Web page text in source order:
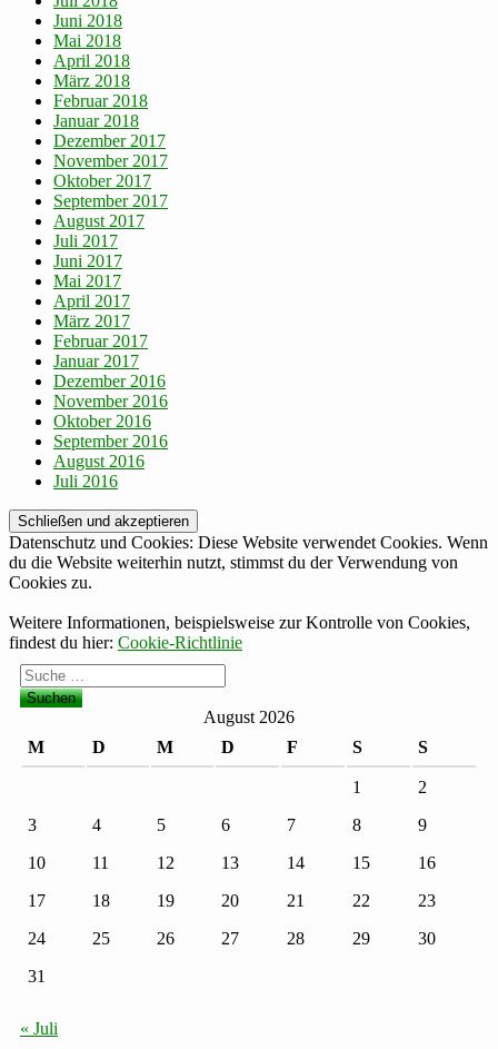
Juni 2018
Mai 2018
April 2018
März 2018
Februar 2018
Januar 2018
Dezember 2017
November 2017
Oktober 2017
September 2017
August 2017
Juli 2017
Juni 2017
Mai 2017
April 2017
März 2017
Februar 2017
Januar 2017
Dezember 2016
November 2016
Oktober 2016
September 2016
August 2016
Juli 2016
Datenschutz und Cookies: Diese Website verwendet Cookies. Wenn
du die Website weiterhin nutzt, stimmst du der Verwendung von
Cookies zu.
Weitere Informationen, beispielsweise zur Kontrolle von Cookies,
findest du hier: Cookie-Richtlinie
Suche
nach:
August 2026
M
D M D F S S
1
2
3
4 5 6 7 8
9
10
11 12 13 14 15
16
17
18 19 20 21 22
23
24
25 26 27 28 29
30
31
« Juli